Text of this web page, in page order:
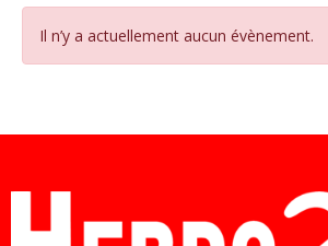
Il n’y a actuellement aucun évènement.